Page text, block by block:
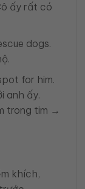
ấy rất có
dogs.
for him.
anh ấy.
trong tim →
khích,